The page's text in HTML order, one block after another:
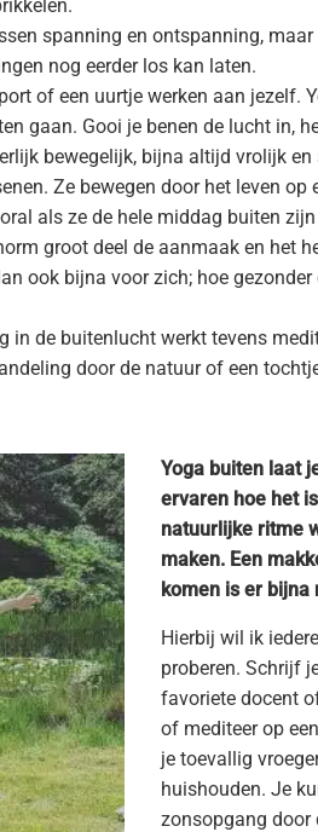
spanning en ontspanning,
nog eerder los kan laten.
of een uurtje werken aan jezelf.
gaan. Gooi je benen de lucht in,
bewegelijk, bijna altijd vrolijk
Ze bewegen door het leven op
als ze de hele middag buiten
groot deel de aanmaak en het
ook bijna voor zich; hoe
in de buitenlucht werkt tevens
door de natuur of een
Yoga buiten laat
ervaren hoe het
natuurlijke ritme
maken. Een
komen is er bijna
Hierbij wil ik
proberen. Schrijf
favoriete docent
of mediteer op
je toevallig
huishouden. Je
zonsopgang door